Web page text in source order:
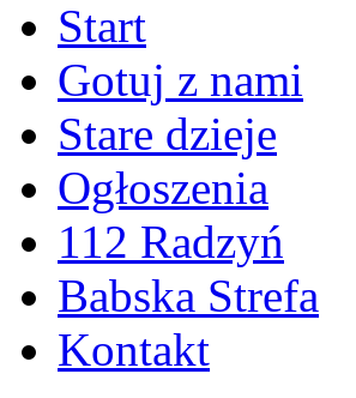
Start
Gotuj z nami
Stare dzieje
Ogłoszenia
112 Radzyń
Babska Strefa
Kontakt